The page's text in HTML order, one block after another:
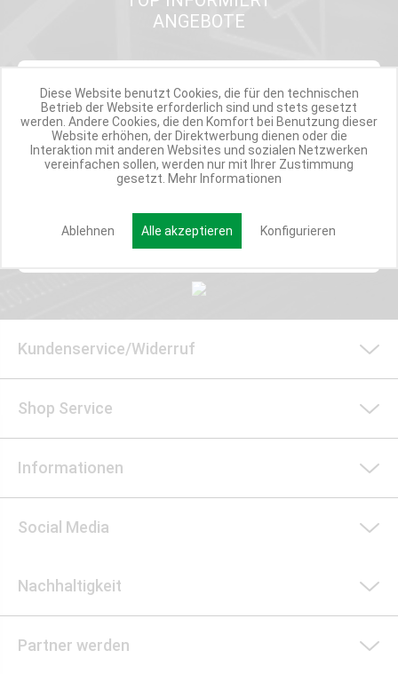
ANGEBOTE
Werde Teil der Miweba Community!
Verpasse nie wieder exklusive Newsletter-Rabatte und Aktionen
E-MAIL*
Anmelden
Kundenservice/Widerruf
Shop Service
Informationen
Social Media
Nachhaltigkeit
Partner werden
Diese Website benutzt Cookies, die für den technischen
Betrieb der Website erforderlich sind und stets gesetzt
werden. Andere Cookies, die den Komfort bei Benutzung dieser
Website erhöhen, der Direktwerbung dienen oder die
Interaktion mit anderen Websites und sozialen Netzwerken
vereinfachen sollen, werden nur mit Ihrer Zustimmung
gesetzt. Mehr Informationen
Ablehnen Alle akzeptieren Konfigurieren